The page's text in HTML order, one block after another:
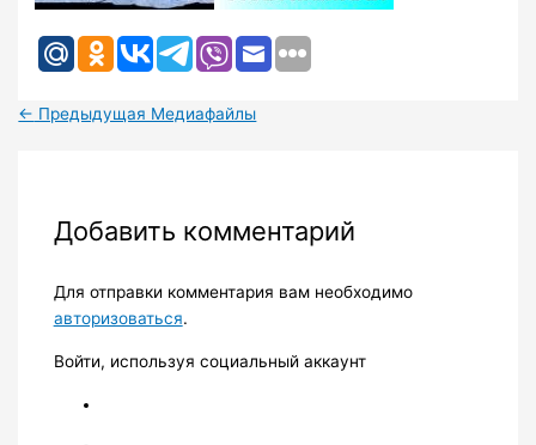
← Предыдущая Медиафайлы
Добавить комментарий
Для отправки комментария вам необходимо
авторизоваться.
Войти, используя социальный аккаунт